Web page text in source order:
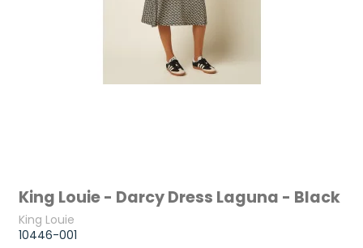
King Louie - Darcy Dress Laguna - Black
King Louie
10446-001